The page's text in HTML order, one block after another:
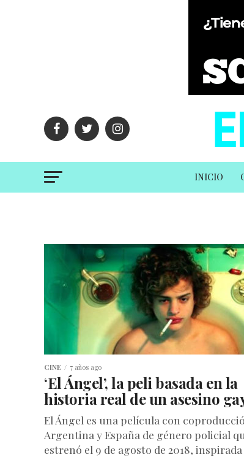
INICIO
CINE 7 años ago
‘El Ángel’, la peli basada en la
historia real de un asesino
El Ángel es una película con
Argentina y España de género policial
estrenó el 9 de agosto de 2018,